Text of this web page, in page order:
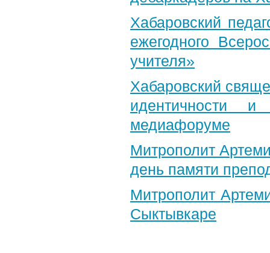
Хабаровский
ежегодного
учителя»
Хабаровский
идентичности
медиафоруме
Митрополит
день памяти
Митрополит
Сыктывкаре